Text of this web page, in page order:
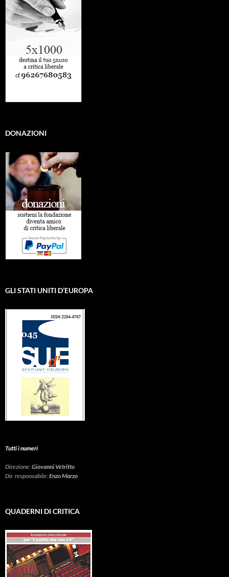
DONAZIONI
GLI STATI UNITI D’EUROPA
Tutti i numeri
Direzione:Giovanni Vetritto
Dir. responsabile:Enzo Marzo
QUADERNI DI CRITICA